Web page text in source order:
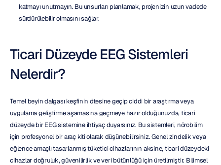
katmayı unutmayın. Bu unsurları planlamak, projenizin uzun vadede
sürdürülebilir olmasını sağlar.
Ticari Düzeyde EEG Sistemleri
Nelerdir?
Temel beyin dalgası keşfinin ötesine geçip ciddi bir araştırma veya
uygulama geliştirme aşamasına geçmeye hazır olduğunuzda, ticari
düzeyde bir EEG sistemine ihtiyaç duyarsınız. Bu sistemleri, nörobilim
için profesyonel bir araç kiti olarak düşünebilirsiniz. Genel zindelik veya
eğlence amaçlı tasarlanmış tüketici cihazlarının aksine, ticari düzeydeki
cihazlar doğruluk, güvenilirlik ve veri bütünlüğü için üretilmiştir. Bilimsel